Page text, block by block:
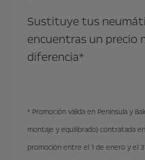
Sustituye tus
encuentras un precio
diferencia*
* Promoción válida en Península y
montaje y equilibrado) contratada en
promoción entre el 1 de enero y el